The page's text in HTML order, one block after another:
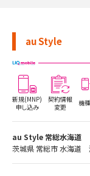
au Style
新規(MNP)
申し込み
契約情報
変更
機
au Style 常総水海道
茨城県 常総市 水海